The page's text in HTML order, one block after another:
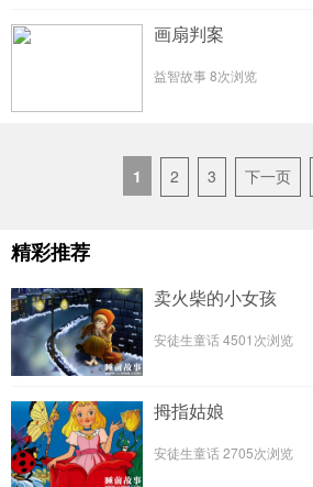
画扇判案
益智故事8次浏览
1 2 3 下一页
精彩推荐
卖火柴的小女孩
安徒生童话4501次浏览
拇指姑娘
安徒生童话2705次浏览